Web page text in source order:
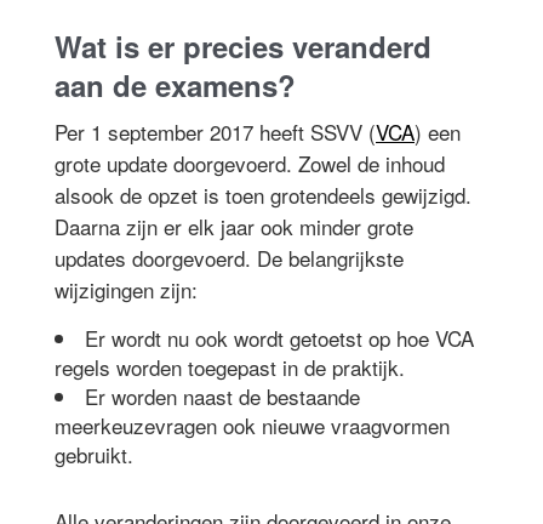
Wat is er precies veranderd
aan de examens?
Per 1 september 2017 heeft SSVV (VCA) een
grote update doorgevoerd. Zowel de inhoud
alsook de opzet is toen grotendeels gewijzigd.
Daarna zijn er elk jaar ook minder grote
updates doorgevoerd. De belangrijkste
wijzigingen zijn:
Er wordt nu ook wordt getoetst op hoe VCA
regels worden toegepast in de praktijk.
Er worden naast de bestaande
meerkeuzevragen ook nieuwe vraagvormen
gebruikt.